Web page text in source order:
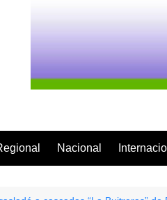
Nacional